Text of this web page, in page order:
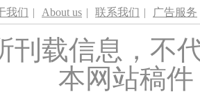
我们 | About us | 联系我们 | 广告服务
刊载信息，不
本网站稿